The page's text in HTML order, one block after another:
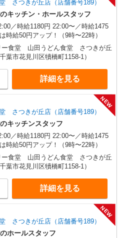
さつきが丘店（店舗番号189）
キッチン・ホールスタッフ
給1180円 22:00〜／時給1475
は時給50円アップ！（9時〜22時）
ー食堂 山田うどん食堂 さつきが丘
葉市花見川区犢橋町1158-1）
詳細を見る
さつきが丘店（店舗番号189）
NEW
キッチンスタッフ
給1180円 22:00〜／時給1475
は時給50円アップ！（9時〜22時）
ー食堂 山田うどん食堂 さつきが丘
葉市花見川区犢橋町1158-1）
詳細を見る
さつきが丘店（店舗番号189）
NEW
ホールスタッフ